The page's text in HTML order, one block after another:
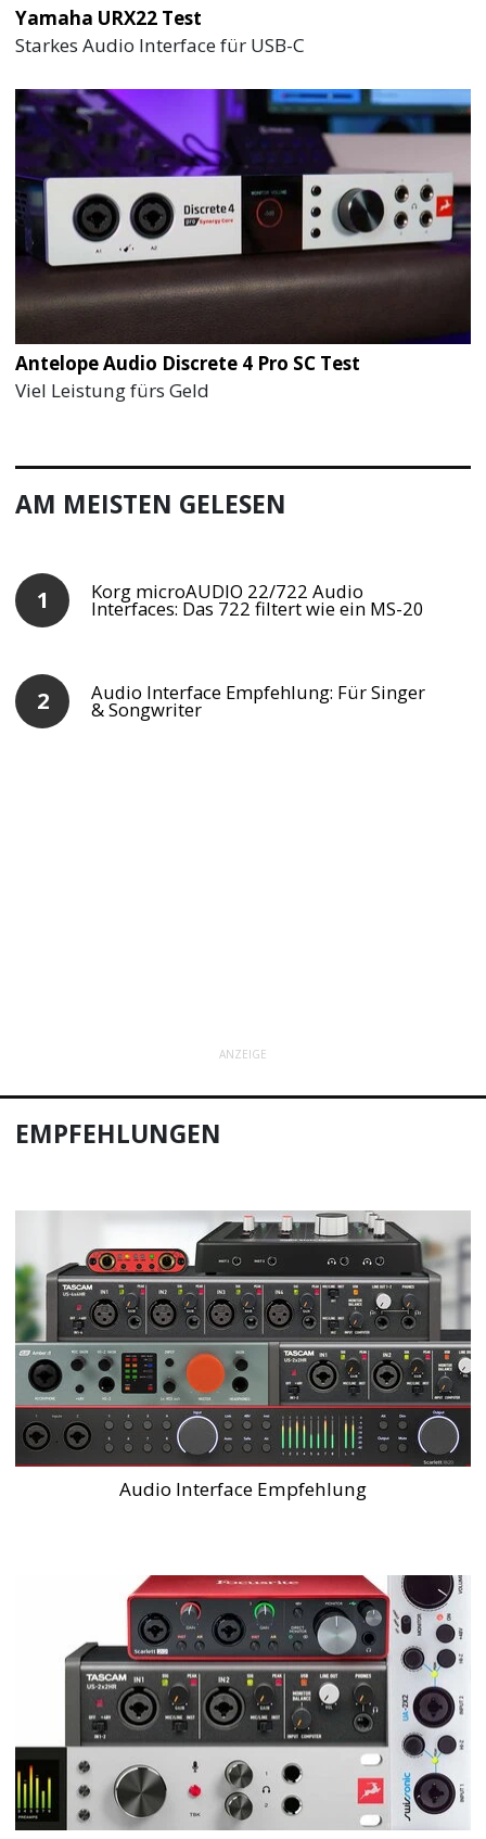
Yamaha URX22 Test
Starkes Audio Interface für USB-C
Antelope Audio Discrete 4 Pro SC Test
Viel Leistung fürs Geld
AM MEISTEN GELESEN
Korg microAUDIO 22/722 Audio
Interfaces: Das 722 filtert wie ein MS-20
Audio Interface Empfehlung: Für Singer
& Songwriter
ANZEIGE
EMPFEHLUNGEN
Audio Interface Empfehlung